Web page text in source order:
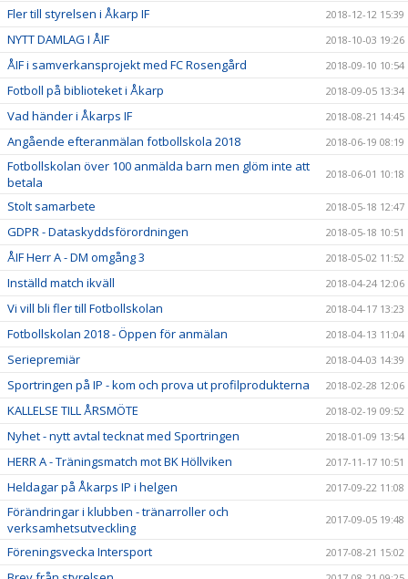
Fler till styrelsen i Åkarp IF 2018-12-12 15:39
NYTT DAMLAG I ÅIF 2018-10-03 19:26
ÅIF i samverkansprojekt med FC Rosengård 2018-09-10 10:54
Fotboll på biblioteket i Åkarp 2018-09-05 13:34
Vad händer i Åkarps IF 2018-08-21 14:45
Angående efteranmälan fotbollskola 2018 2018-06-19 08:19
Fotbollskolan över 100 anmälda barn men glöm inte att
betala
2018-06-01 10:18
Stolt samarbete 2018-05-18 12:47
GDPR - Dataskyddsförordningen 2018-05-18 10:51
ÅIF Herr A - DM omgång 3 2018-05-02 11:52
Inställd match ikväll 2018-04-24 12:06
Vi vill bli fler till Fotbollskolan 2018-04-17 13:23
Fotbollskolan 2018 - Öppen för anmälan 2018-04-13 11:04
Seriepremiär 2018-04-03 14:39
Sportringen på IP - kom och prova ut profilprodukterna 2018-02-28 12:06
KALLELSE TILL ÅRSMÖTE 2018-02-19 09:52
Nyhet - nytt avtal tecknat med Sportringen 2018-01-09 13:54
HERR A - Träningsmatch mot BK Höllviken 2017-11-17 10:51
Heldagar på Åkarps IP i helgen 2017-09-22 11:08
Förändringar i klubben - tränarroller och
verksamhetsutveckling
2017-09-05 19:48
Föreningsvecka Intersport 2017-08-21 15:02